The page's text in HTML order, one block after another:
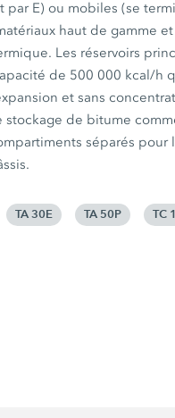
E) ou mobiles (se
haut de gamme
Les réservoirs
de 500 000 kcal/h
et sans
stockage de bitume
séparés
TA 30E TA 50P TC